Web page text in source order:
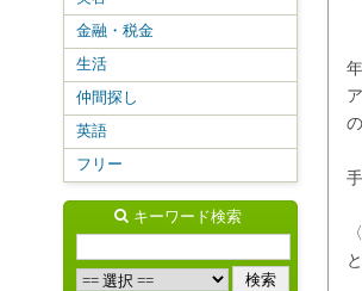
金融・税金
生活
仲間探し
英語
フリー
キーワード検索